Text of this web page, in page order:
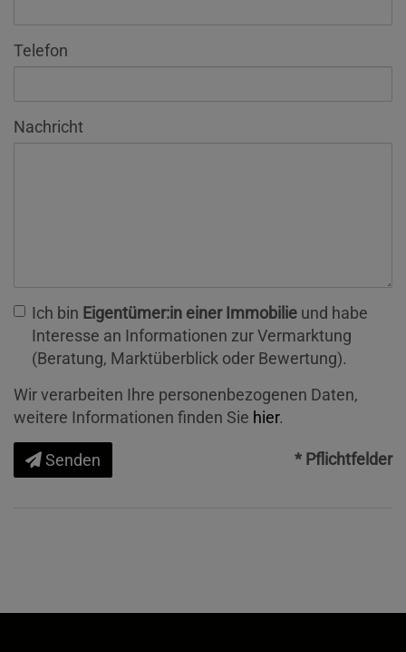
Telefon
Nachricht
Ich bin Eigentümer:in einer Immobilie und habe
Interesse an Informationen zur Vermarktung
(Beratung, Marktüberblick oder Bewertung).
Wir verarbeiten Ihre personenbezogenen Daten,
weitere Informationen finden Sie hier.
Senden * Pflichtfelder